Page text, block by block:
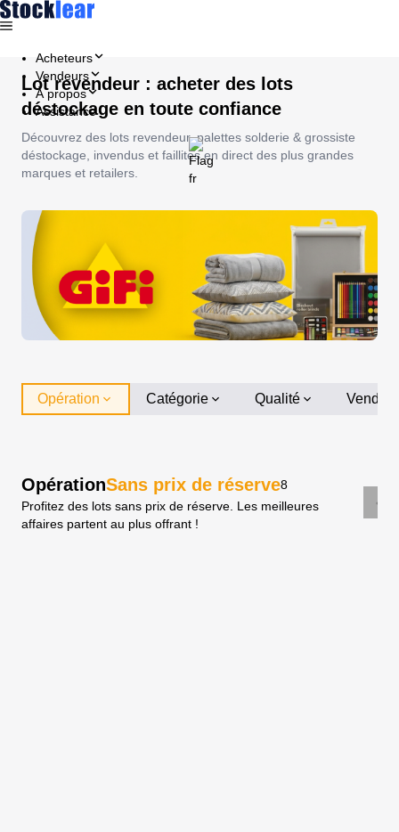
Acheteurs
Vendeurs
À propos
Assistance
Lot revendeur : acheter des lots
déstockage en toute confiance
Découvrez des lots revendeur, palettes solderie & grossiste
déstockage, invendus et faillites en direct des plus grandes
marques et retailers.
Opération Catégorie Qualité Vendeur
OpérationSans prix de réserve8
Profitez des lots sans prix de réserve. Les meilleures
affaires partent au plus offrant !